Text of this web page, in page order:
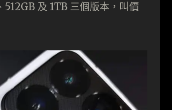
及 1TB 三個版本，叫價